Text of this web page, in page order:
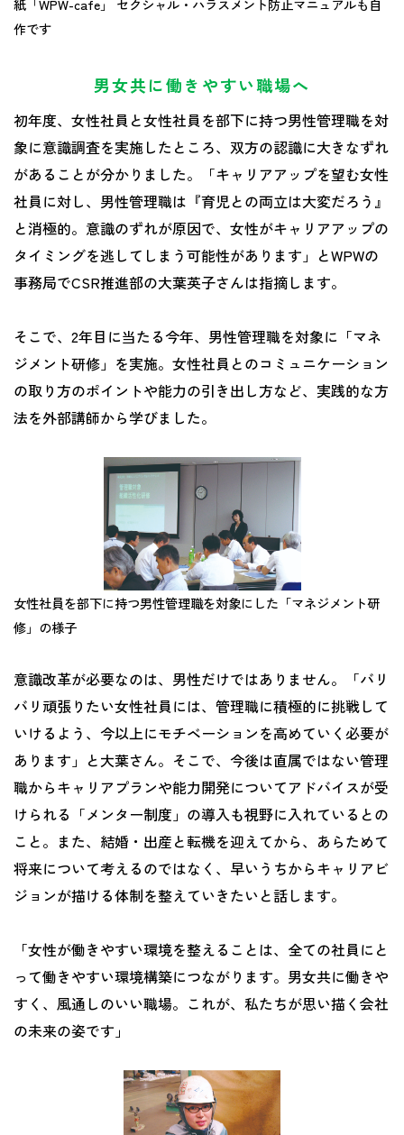
作です
男女共に働きやすい職場へ
初年度、女性社員と女性社員を部下に持つ男性管理職を対
象に意識調査を実施したところ、双方の認識に大きなずれ
があることが分かりました。「キャリアアップを望む女性
社員に対し、男性管理職は『育児との両立は大変だろう』
と消極的。意識のずれが原因で、女性がキャリアアップの
タイミングを逃してしまう可能性があります」とWPWの
事務局でCSR推進部の大葉英子さんは指摘します。
そこで、2年目に当たる今年、男性管理職を対象に「マネ
ジメント研修」を実施。女性社員とのコミュニケーション
の取り方のポイントや能力の引き出し方など、実践的な方
法を外部講師から学びました。
女性社員を部下に持つ男性管理職を対象にした「マネジメント研
修」の様子
意識改革が必要なのは、男性だけではありません。「バリ
バリ頑張りたい女性社員には、管理職に積極的に挑戦して
いけるよう、今以上にモチベーションを高めていく必要が
あります」と大葉さん。そこで、今後は直属ではない管理
職からキャリアプランや能力開発についてアドバイスが受
けられる「メンター制度」の導入も視野に入れているとの
こと。また、結婚・出産と転機を迎えてから、あらためて
将来について考えるのではなく、早いうちからキャリアビ
ジョンが描ける体制を整えていきたいと話します。
「女性が働きやすい環境を整えることは、全ての社員にと
って働きやすい環境構築につながります。男女共に働きや
すく、風通しのいい職場。これが、私たちが思い描く会社
の未来の姿です」